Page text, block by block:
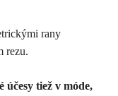
rany
rezu.
účesy tiež v móde,